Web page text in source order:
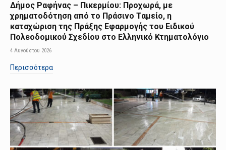
Δήμος Ραφήνας – Πικερμίου: Προχωρά, με
χρηματοδότηση από το Πράσινο Ταμείο, η
καταχώριση της Πράξης Εφαρμογής του Ειδικού
Πολεοδομικού Σχεδίου στο Ελληνικό Κτηματολόγιο
4 Αυγούστου 2026
Περισσότερα